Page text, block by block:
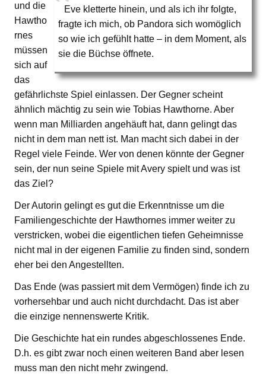
Eve kletterte hinein, und als ich ihr folgte,
fragte ich mich, ob Pandora sich womöglich
so wie ich gefühlt hatte – in dem Moment, als
sie die Büchse öffnete.
und die
Hawtho
rnes
müssen
sich auf
das
gefährlichste Spiel einlassen. Der Gegner scheint
ähnlich mächtig zu sein wie Tobias Hawthorne. Aber
wenn man Milliarden angehäuft hat, dann gelingt das
nicht in dem man nett ist. Man macht sich dabei in der
Regel viele Feinde. Wer von denen könnte der Gegner
sein, der nun seine Spiele mit Avery spielt und was ist
das Ziel?
Der Autorin gelingt es gut die Erkenntnisse um die
Familiengeschichte der Hawthornes immer weiter zu
verstricken, wobei die eigentlichen tiefen Geheimnisse
nicht mal in der eigenen Familie zu finden sind, sondern
eher bei den Angestellten.
Das Ende (was passiert mit dem Vermögen) finde ich zu
vorhersehbar und auch nicht durchdacht. Das ist aber
die einzige nennenswerte Kritik.
Die Geschichte hat ein rundes abgeschlossenes Ende.
D.h. es gibt zwar noch einen weiteren Band aber lesen
muss man den nicht mehr zwingend.